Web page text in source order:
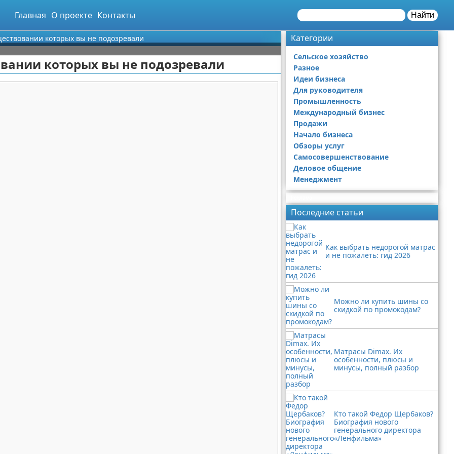
Главная О проекте Контакты Найти
которых вы не подозревали
которых вы не подозревали
Категории
Сельское хозяйство
Разное
Идеи бизнеса
Для руководителя
Промышленность
Международный бизнес
Продажи
Начало бизнеса
Обзоры услуг
Самосовершенствование
Деловое общение
Менеджмент
Последние статьи
Как выбрать недорогой матрас
и не пожалеть: гид 2026
Можно ли купить шины со
скидкой по промокодам?
Матрасы Dimax. Их
особенности, плюсы и
минусы, полный разбор
Кто такой Федор Щербаков?
Биография нового
генерального директора
«Ленфильма»